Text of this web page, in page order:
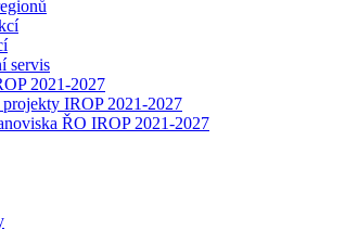
servis
2021-2027
projekty IROP 2021-2027
ŘO IROP 2021-2027